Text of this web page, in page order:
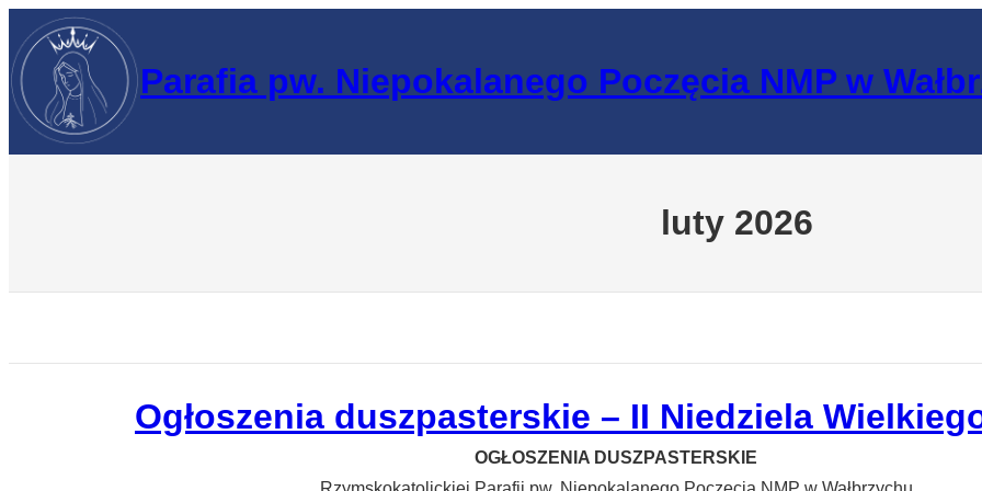
Przejdź
do
treści
Parafia pw. Niepokalanego Poczęcia NMP w
luty 2026
Ogłoszenia duszpasterskie – II Niedziela
OGŁOSZENIA DUSZPASTERSKIE